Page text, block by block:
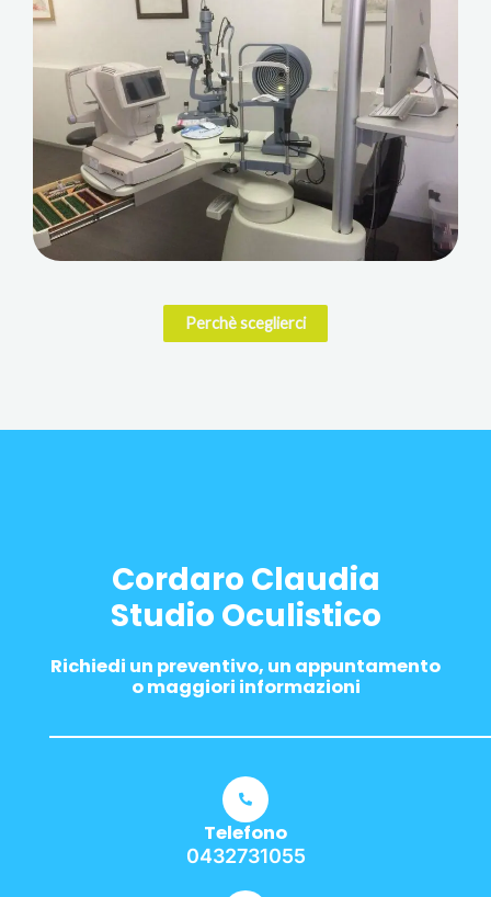
Perchè sceglierci
Cordaro Claudia
Studio Oculistico
Richiedi un preventivo, un appuntamento
o maggiori informazioni
Telefono
0432731055